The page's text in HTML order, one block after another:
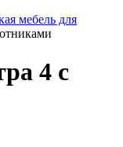
мебель для
4 с